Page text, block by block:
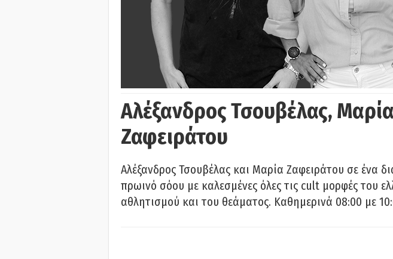
Αλέξανδρος Τσουβέλας, Μαρία
Ζαφειράτου
Αλέξανδρος Τσουβέλας και Μαρία Ζαφειράτου σε ένα
πρωινό σόου με καλεσμένες όλες τις cult μορφές του
αθλητισμού και του θεάματος. Καθημερινά 08:00 με